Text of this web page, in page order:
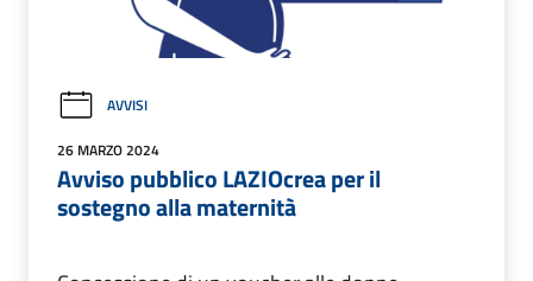
AVVISI
26 MARZO 2024
Avviso pubblico LAZIOcrea per il
sostegno alla maternità